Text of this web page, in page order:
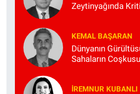
Zeytinyağında
KEMAL BAŞARAN
Dünyanın
Sahaların
İREMNUR KUBANLI